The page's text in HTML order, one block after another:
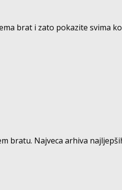
brat i zato pokazite svima
Najveca arhiva